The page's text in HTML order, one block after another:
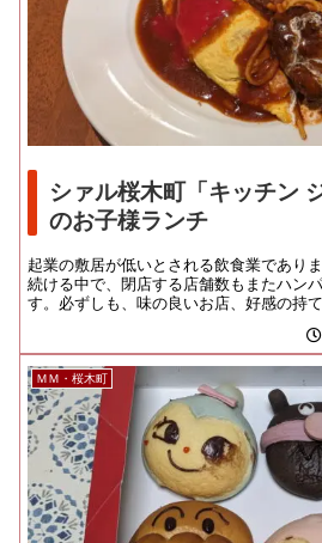
シァル桜木町「キッチン
のお子様ランチ
起業の敷居が低いとされる飲食業であり
続ける中で、閉店する店舗数もまたハン
す。必ずしも、味の良いお店、好感の持
ＭＭ・桜木町